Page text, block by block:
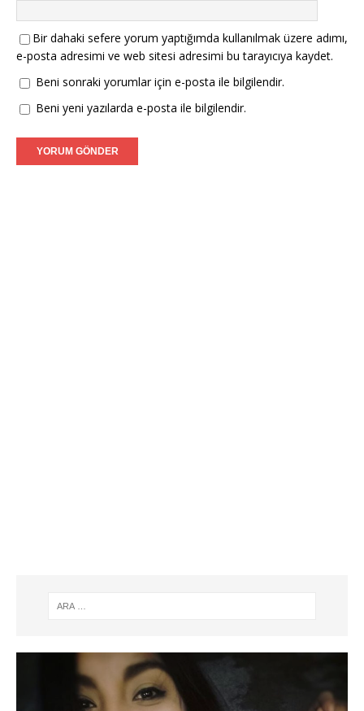
Bir dahaki sefere yorum yaptığımda kullanılmak üzere adımı,
e-posta adresimi ve web sitesi adresimi bu tarayıcıya kaydet.
Beni sonraki yorumlar için e-posta ile bilgilendir.
Beni yeni yazılarda e-posta ile bilgilendir.